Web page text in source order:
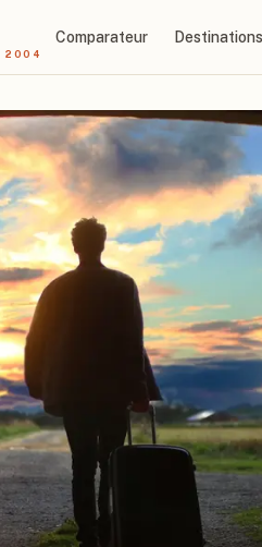
2004
Comparateur Destinations